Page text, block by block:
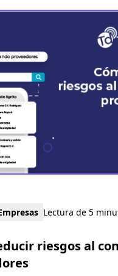
Lectura de 5
riesgos al